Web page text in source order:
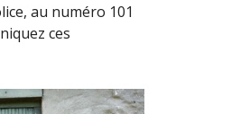
au numéro 101
ces